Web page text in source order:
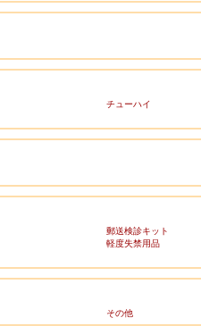
チューハイ
郵送検診キット
軽度失禁用品
その他